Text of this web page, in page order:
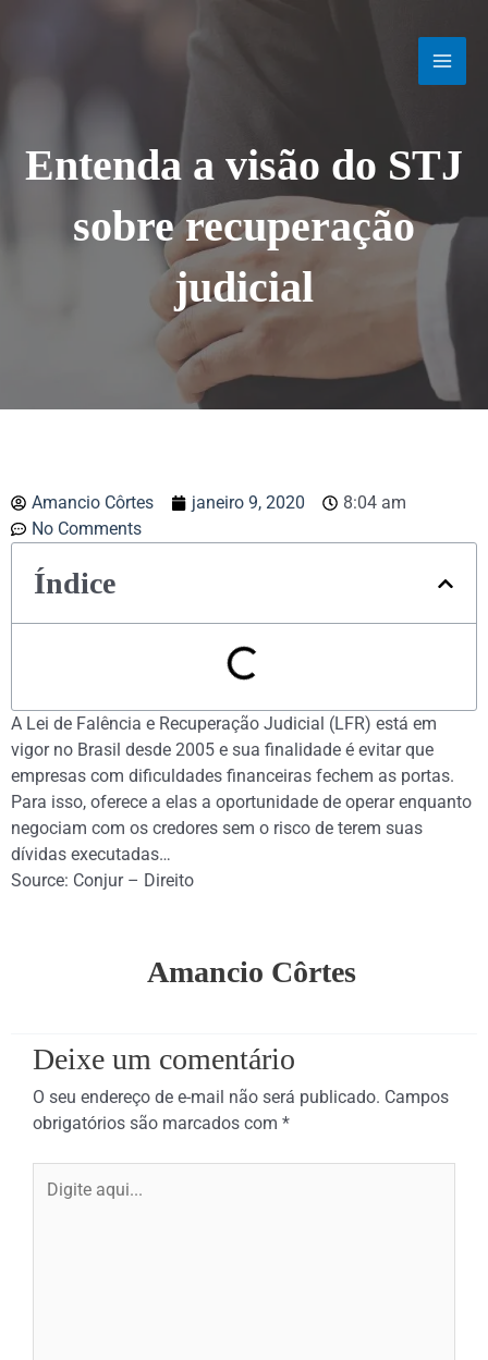
Entenda a visão do STJ
sobre recuperação
judicial
Amancio Côrtes janeiro 9, 2020
8:04 am
No Comments
Índice
A Lei de Falência e Recuperação Judicial (LFR) está em
vigor no Brasil desde 2005 e sua finalidade é evitar que
empresas com dificuldades financeiras fechem as portas.
Para isso, oferece a elas a oportunidade de operar enquanto
negociam com os credores sem o risco de terem suas
dívidas executadas…
Source: Conjur – Direito
Amancio Côrtes
Deixe um comentário
O seu endereço de e-mail não será publicado. Campos
obrigatórios são marcados com *
aqui...